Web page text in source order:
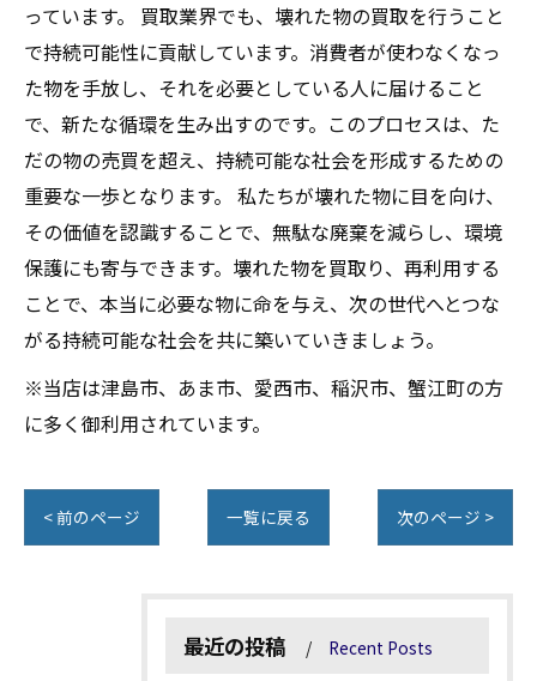
っています。 買取業界でも、壊れた物の買取を行うこと
で持続可能性に貢献しています。消費者が使わなくなっ
た物を手放し、それを必要としている人に届けること
で、新たな循環を生み出すのです。このプロセスは、た
だの物の売買を超え、持続可能な社会を形成するための
重要な一歩となります。 私たちが壊れた物に目を向け、
その価値を認識することで、無駄な廃棄を減らし、環境
保護にも寄与できます。壊れた物を買取り、再利用する
ことで、本当に必要な物に命を与え、次の世代へとつな
がる持続可能な社会を共に築いていきましょう。
※当店は津島市、あま市、愛西市、稲沢市、蟹江町の方
に多く御利用されています。
< 前のページ 一覧に戻る 次のページ >
最近の投稿 Recent Posts